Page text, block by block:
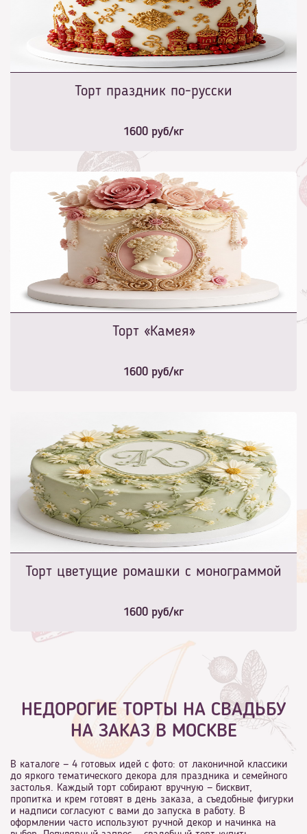
Торт праздник по-русски
1600 руб/кг
Торт «Камея»
1600 руб/кг
Торт цветущие ромашки с монограммой
1600 руб/кг
НЕДОРОГИЕ ТОРТЫ НА СВАДЬБУ
НА ЗАКАЗ В МОСКВЕ
В каталоге — 4 готовых идей с фото: от лаконичной классики
до яркого тематического декора для праздника и семейного
застолья. Каждый торт собирают вручную — бисквит,
пропитка и крем готовят в день заказа, а съедобные фигурки
и надписи согласуют с вами до запуска в работу. В
оформлении часто используют ручной декор и начинка на